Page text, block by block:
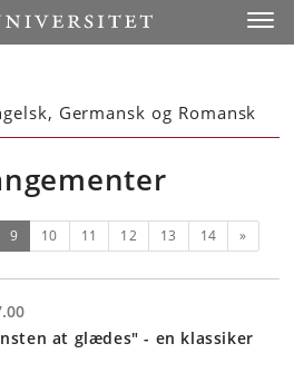
Germansk og Romansk
9(nuværende)
10 11 12 13 14 Næste
»
at glædes" - en klassiker